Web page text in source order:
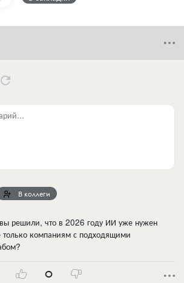
В коллеги
решили, что в 2026 году ИИ уже нужен
только компаниям с подходящими
0